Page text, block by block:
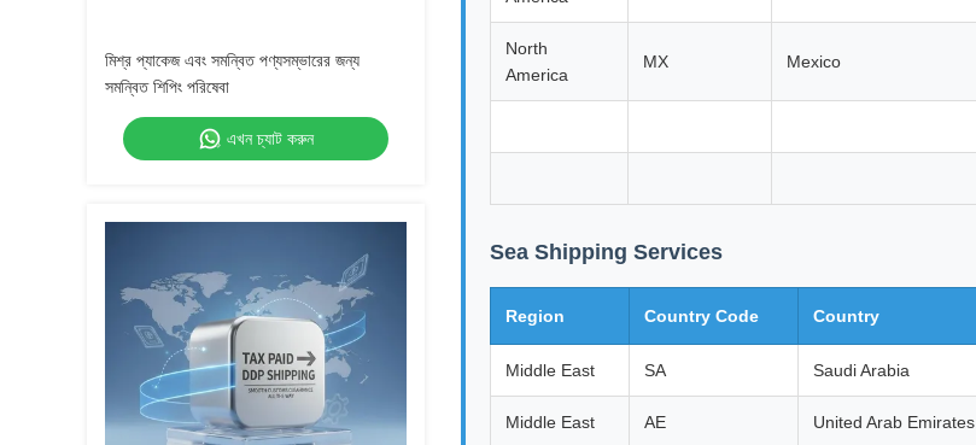
মিশ্র প্যাকেজ এবং সমন্বিত পণ্যসম্ভারের জন্য
সমন্বিত শিপিং পরিষেবা
এখন চ্যাট করুন
North
America
MX Mexico
Sea Shipping Services
Region Country Code Country
Middle East SA Saudi Arabia
Middle East AE United Arab Emirates